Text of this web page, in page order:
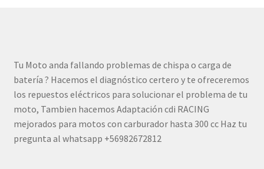
Tu Moto anda fallando problemas de chispa o carga de
batería ? Hacemos el diagnóstico certero y te ofreceremos
los repuestos eléctricos para solucionar el problema de tu
moto, Tambien hacemos Adaptación cdi RACING
mejorados para motos con carburador hasta 300 cc Haz tu
pregunta al whatsapp +56982672812